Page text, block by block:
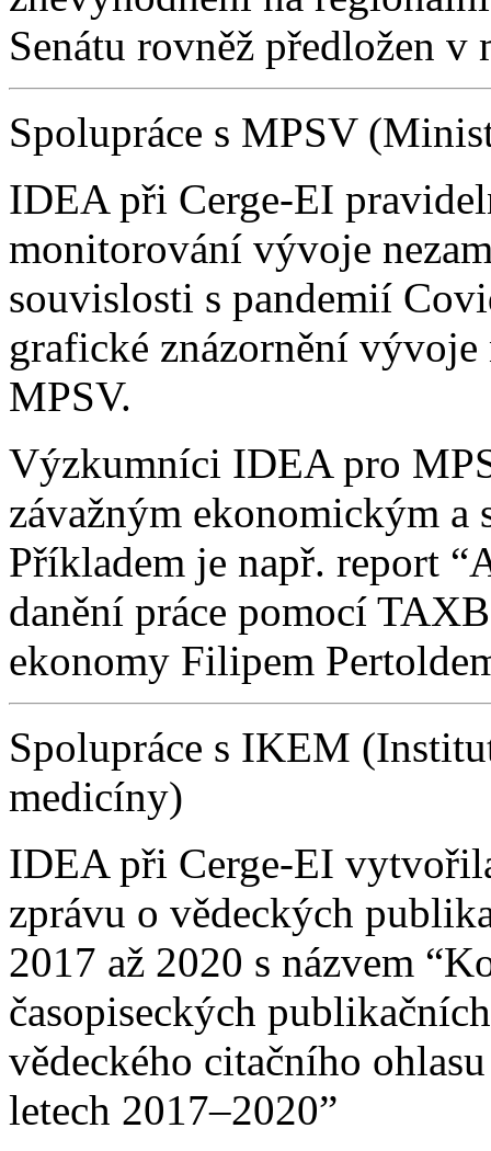
Senátu rovněž předložen v
Spolupráce s MPSV
IDEA při Cerge-EI
monitorování vývoje
souvislosti s pandemií
grafické znázornění vývoje
MPSV.
Výzkumníci IDEA pro
závažným ekonomickým a
Příkladem je např. report
danění práce pomocí
ekonomy Filipem
Spolupráce s IKEM
medicíny)
IDEA při Cerge-EI
zprávu o vědeckých
2017 až 2020 s názvem
časopiseckých
vědeckého citačního
letech 2017–2020”